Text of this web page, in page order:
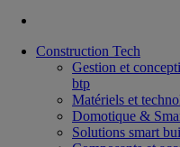
Construction Tech
Gestion et
btp
Matériels et
Domotique &
Solutions smart